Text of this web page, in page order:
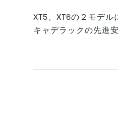
XT5、XT6の２モデル
キャデラックの先進